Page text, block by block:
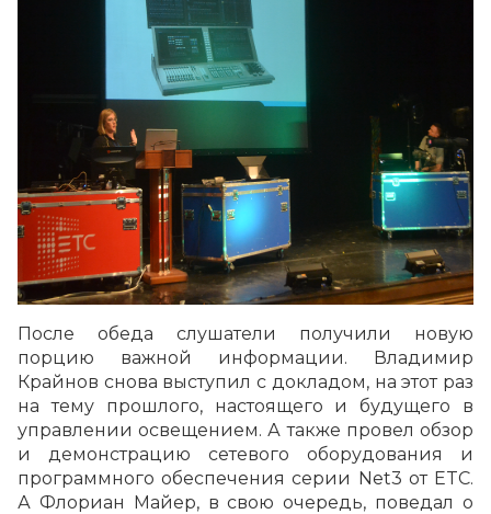
После обеда слушатели получили новую
порцию важной информации. Владимир
Крайнов снова выступил с докладом, на этот раз
на тему прошлого, настоящего и будущего в
управлении освещением. А также провел обзор
и демонстрацию сетевого оборудования и
программного обеспечения серии Net3 от ETC.
А Флориан Майер, в свою очередь, поведал о